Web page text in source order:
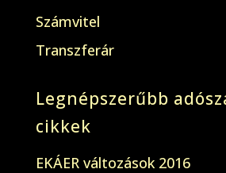
Számvitel
Transzferár
Legnépszerűbb
cikkek
EKÁER változások 2016